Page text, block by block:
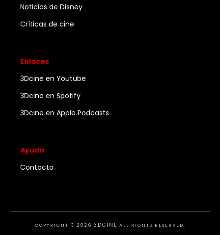
Noticias de Disney
Críticas de cine
Enlaces
3Dcine en Youtube
3Dcine en Spotify
3Dcine en Apple Podcasts
Ayuda
Contacto
COPYRIGHT © 2026 3DCINE ALL RIGHTS RESERVED.